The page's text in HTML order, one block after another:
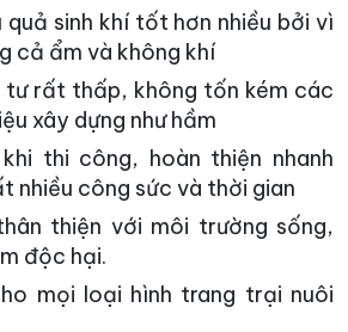
sinh khí tốt hơn nhiều bởi vì
cả ẩm và không khí
rất thấp, không tốn kém các
xây dựng như hầm
thi công, hoàn thiện nhanh
nhiều công sức và thời gian
thiện với môi trường sống,
độc hại.
mọi loại hình trang trại nuôi